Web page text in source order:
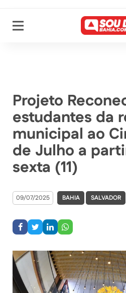
Projeto
estudantes da
municipal ao
de Julho a
sexta (11)
09/07/2025 BAHIA SALVADOR